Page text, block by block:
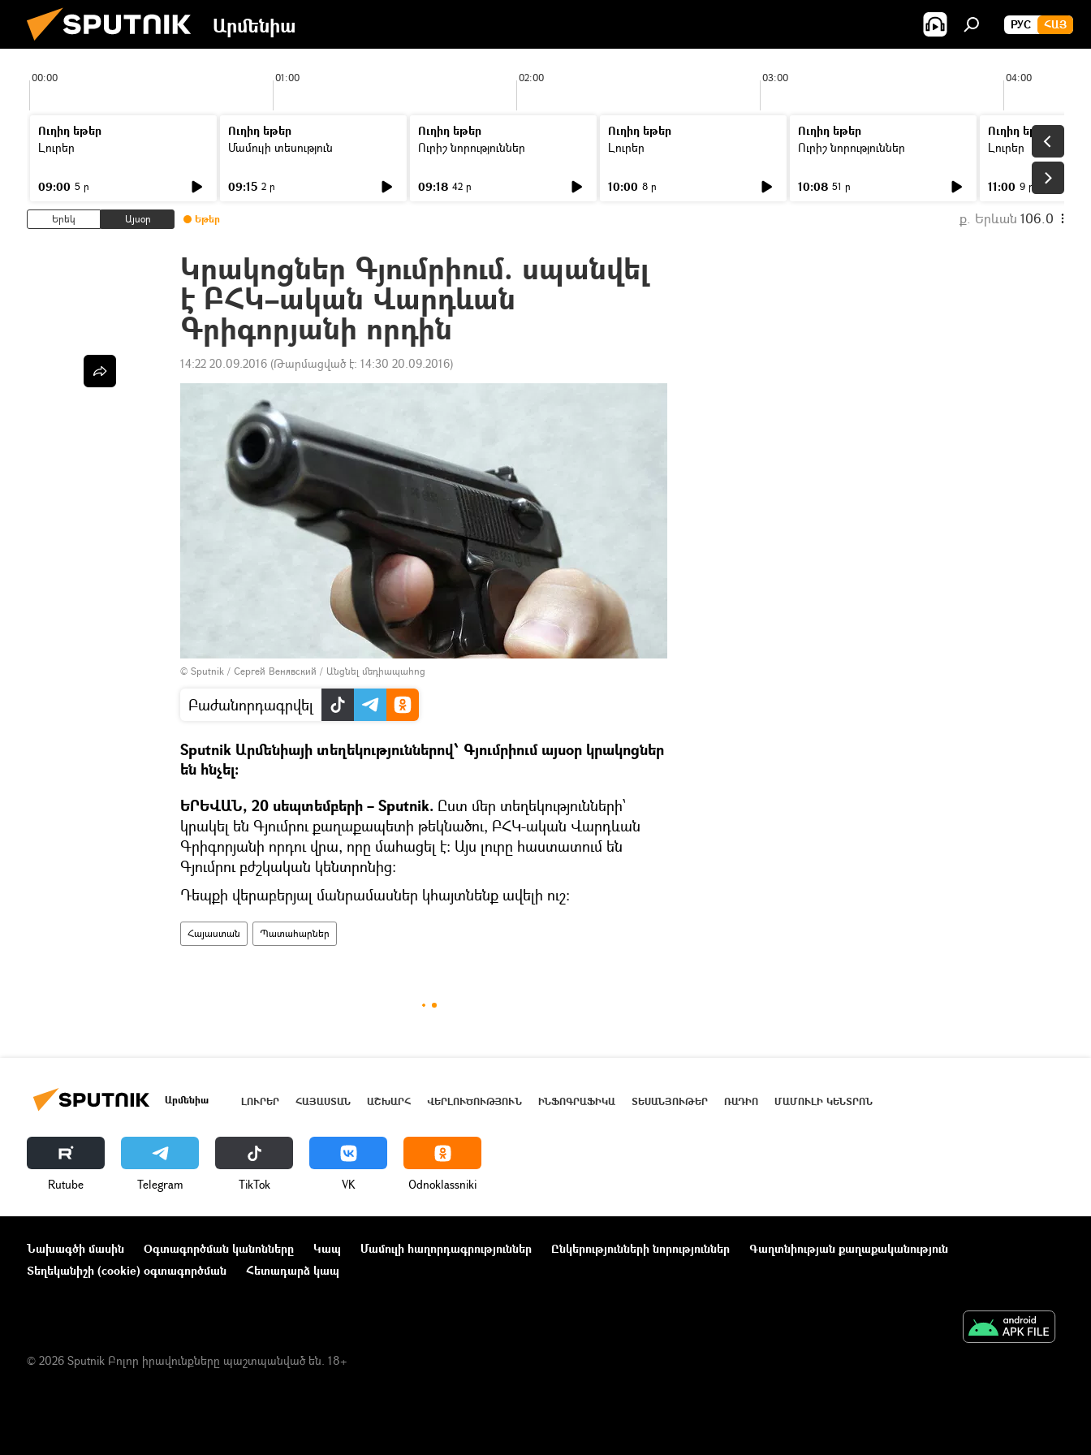
Արմենիա РУС ՀԱՅ
00:00 01:00 02:00 03:00 04:00
Ուղիղ եթեր
Լուրեր
09:00 5 ր
Ուղիղ եթեր
Մամուլի տեսություն
09:15 2 ր
Ուղիղ եթեր
Ուրիշ նորություններ
09:18 42 ր
Ուղիղ եթեր
Լուրեր
10:00 8 ր
Ուղիղ եթեր
Ուրիշ նորություններ
10:08 51 ր
Ուղիղ եթեր
Լուրեր
11:00 9 ր
Երեկ Այսօր Եթեր ք. Երևան 106.0
Կրակոցներ Գյումրիում. սպանվել
է ԲՀԿ–ական Վարդևան
Գրիգորյանի որդին
14:22 20.09.2016 (Թարմացված է: 14:30 20.09.2016)
© Sputnik / Сергей Венявский / Անցնել մեդիապահոց
Բաժանորդագրվել
Sputnik Արմենիայի տեղեկություններով՝ Գյումրիում այսօր կրակոցներ
են հնչել:
ԵՐԵՎԱՆ, 20 սեպտեմբերի – Sputnik. Ըստ մեր տեղեկությունների՝
կրակել են Գյումրու քաղաքապետի թեկնածու, ԲՀԿ-ական Վարդևան
Գրիգորյանի որդու վրա, որը մահացել է: Այս լուրը հաստատում են
Գյումրու բժշկական կենտրոնից։
Դեպքի վերաբերյալ մանրամասներ կհայտնենք ավելի ուշ:
Հայաստան Պատահարներ
Արմենիա ԼՈՒՐԵՐ ՀԱՅԱՍՏԱՆ ԱՇԽԱՐՀ ՎԵՐԼՈՒԾՈՒԹՅՈՒՆ ԻՆՖՈԳՐԱՖԻԿԱ ՏԵՍԱՆՅՈՒԹԵՐ ՌԱԴԻՈ ՄԱՄՈՒԼԻ ԿԵՆՏՐՈՆ
Rutube Telegram ТikТоk VK Odnoklassniki
Նախագծի մասին Օգտագործման կանոնները Կապ Մամուլի հաղորդագրություններ Ընկերությունների նորություններ
Գաղտնիության քաղաքականություն
Տեղեկանիշի (cookie) օգտագործման
Հետադարձ կապ
© 2026 Sputnik Բոլոր իրավունքները պաշտպանված են. 18+